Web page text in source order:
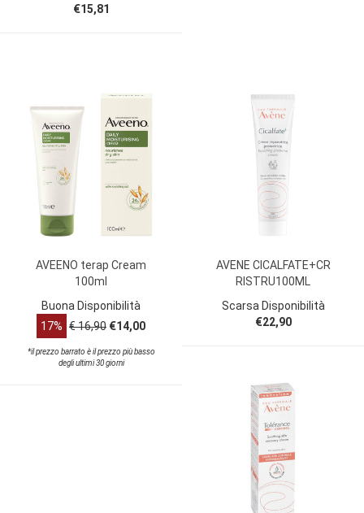
€15,81
AVEENO terap Cream
100ml
Buona Disponibilità
17% € 16,90 €14,00
*il prezzo barrato è il prezzo più basso
degli ultimi 30 giorni
AVENE CICALFATE+CR
RISTRU100ML
Scarsa Disponibilità
€22,90